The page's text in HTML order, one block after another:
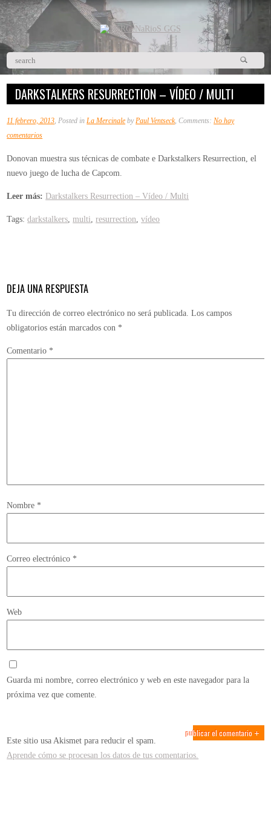
DARKSTALKERS RESURRECTION – VÍDEO / MULTI
11 febrero, 2013, Posted inLa Mercinale byPaul Ventseck, Comments:No hay
comentariosen
Resurrection
–
Vídeo
Multi
Donovan muestra sus técnicas de combate e Darkstalkers Resurrection, el
nuevo juego de lucha de Capcom.
Leer más: Darkstalkers Resurrection – Vídeo / Multi
Tags:darkstalkers,multi,resurrection,vídeo
DEJA UNA RESPUESTA
Tu dirección de correo electrónico no será publicada. Los campos
obligatorios están marcados con *
Comentario *
Nombre *
Correo electrónico *
Web
Guarda mi nombre, correo electrónico y web en este navegador para la
próxima vez que comente.
Este sitio usa Akismet para reducir el spam.
Aprende cómo se procesan los datos de tus comentarios.